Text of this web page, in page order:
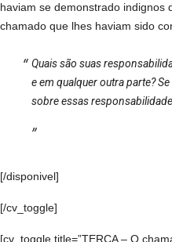
haviam se demonstrado indignos
chamado que lhes haviam sido
Quais são suas
e em qualquer outra parte?
sobre essas
[/disponivel]
[/cv_toggle]
[cv_toggle title=”TERÇA – O